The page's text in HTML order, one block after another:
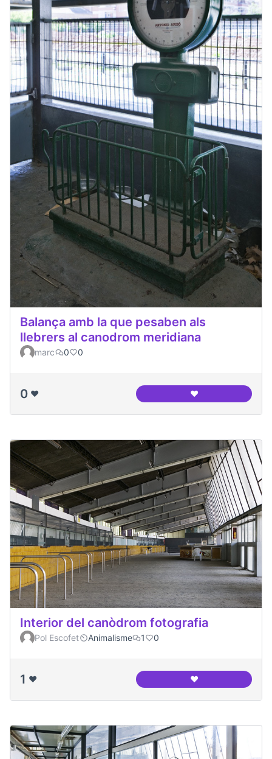
Balança amb la que pesaben als
llebrers al canodrom meridiana
marc 0 0
0 ❤️ ❤️Balança amb la
Interior del canòdrom fotografia
Pol Escofet Animalisme 1 0
1 ❤️ ❤️Interior del